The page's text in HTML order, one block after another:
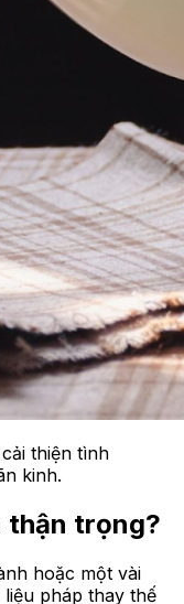
thiện tình
kinh.
thận trọng?
hoặc một vài
pháp thay thế